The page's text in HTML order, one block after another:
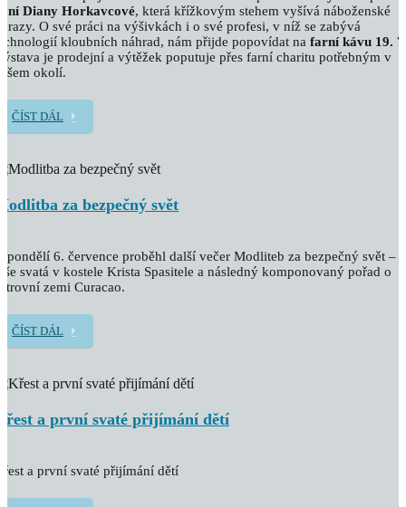
Diany Horkavcové, která křížkovým stehem vyšívá náboženské
O své práci na výšivkách i o své profesi, v níž se zabývá
kloubních náhrad, nám přijde popovídat na farní kávu 19.
je prodejní a výtěžek poputuje přes farní charitu potřebným v
okolí.
ČÍST DÁL
za bezpečný svět
pondělí 6. července proběhl další večer Modliteb za bezpečný svět –
svatá v kostele Krista Spasitele a následný komponovaný pořad o
zemi Curacao.
ČÍST DÁL
a první svaté přijímání dětí
a první svaté přijímání dětí